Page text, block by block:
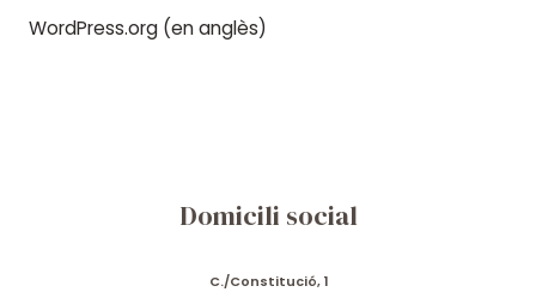
WordPress.org (en anglès)
Domicili social
C./Constitució, 1